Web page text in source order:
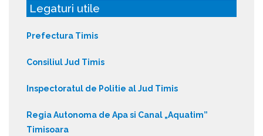
Legaturi utile
Prefectura Timis
Consiliul Jud Timis
Inspectoratul de Politie al Jud Timis
Regia Autonoma de Apa si Canal „Aquatim”
Timisoara